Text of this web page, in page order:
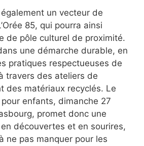
également un vecteur de
85, qui pourra ainsi
de pôle culturel de proximité.
une démarche durable, en
pratiques respectueuses de
travers des ateliers de
des matériaux recyclés. Le
enfants, dimanche 27
promet donc une
découvertes et en sourires,
ne pas manquer pour les